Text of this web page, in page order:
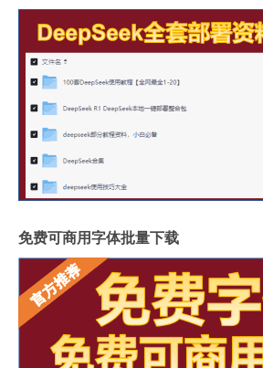
免费可商用字体批量下载